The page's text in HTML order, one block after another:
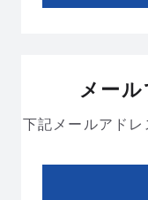
メー
下記メールアドレ